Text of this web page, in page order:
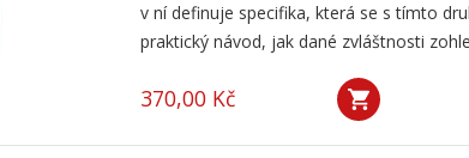
v ní definuje specifika, která se s tímto
praktický návod, jak dané zvláštnosti
370,00 Kč